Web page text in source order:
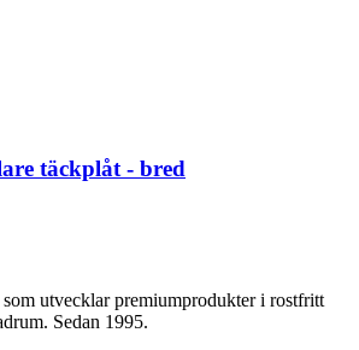
täckplåt - bred
utvecklar premiumprodukter i rostfritt
Sedan 1995.